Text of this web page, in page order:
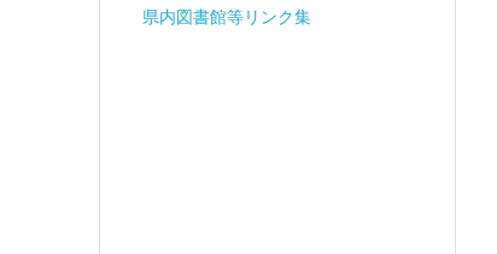
県内図書館等リンク集